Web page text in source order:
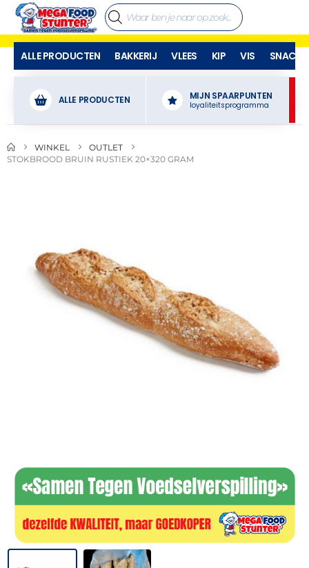
ALLE PRODUCTEN BAKKERIJ VLEES KIP VIS SNACKS
ALLE PRODUCTEN MIJN SPAARPUNTEN
loyaliteitsprogramma
WINKEL
OUTLET
STOKBROOD BRUIN RUSTIEK 20×320 GRAM